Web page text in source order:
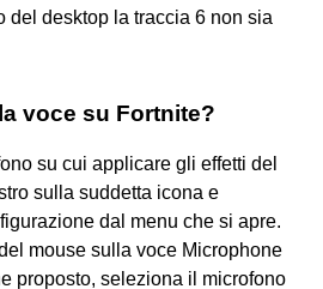
del desktop la traccia 6 non sia
voce su Fortnite?
su cui applicare gli effetti del
sulla suddetta icona e
dal menu che si apre.
mouse sulla voce Microphone
proposto, seleziona il microfono